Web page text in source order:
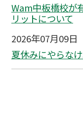
Wam中板橋校が
リットについて
2026年07月09日
夏休みにやらな